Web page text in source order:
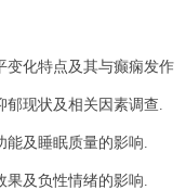
变化特点及其与癫痫发作
郁现状及相关因素调查.
能及睡眠质量的影响.
果及负性情绪的影响.